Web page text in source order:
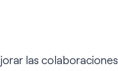
las colaboraciones